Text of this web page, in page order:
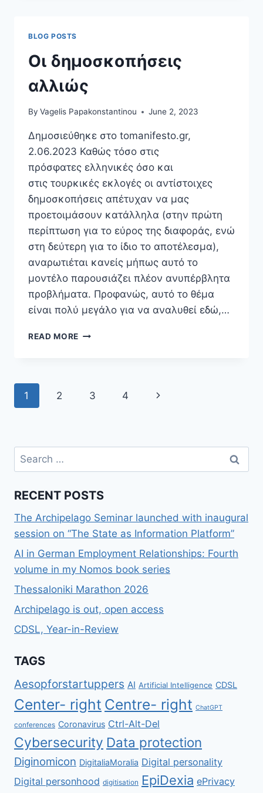
BLOG POSTS
Οι δημοσκοπήσεις
αλλιώς
By Vagelis Papakonstantinou June 2, 2023
Δημοσιεύθηκε στο tomanifesto.gr,
2.06.2023 Καθώς τόσο στις
πρόσφατες ελληνικές όσο και
στις τουρκικές εκλογές οι αντίστοιχες
δημοσκοπήσεις απέτυχαν να μας
προετοιμάσουν κατάλληλα (στην πρώτη
περίπτωση για το εύρος της διαφοράς, ενώ
στη δεύτερη για το ίδιο το αποτέλεσμα),
αναρωτιέται κανείς μήπως αυτό το
μοντέλο παρουσιάζει πλέον ανυπέρβλητα
προβλήματα. Προφανώς, αυτό το θέμα
είναι πολύ μεγάλο για να αναλυθεί εδώ,…
READ MORE ΟΙ
Page
1 2 3 4
Next
Search
for:
RECENT POSTS
The Archipelago Seminar launched with inaugural
session on “The State as Information Platform”
AI in German Employment Relationships: Fourth
volume in my Nomos book series
Thessaloniki Marathon 2026
Archipelago is out, open access
CDSL, Year-in-Review
TAGS
Aesopforstartuppers AI Artificial Intelligence CDSL
Center- right Centre- right ChatGPT
conferences Coronavirus Ctrl-Alt-Del
Cybersecurity Data protection
Diginomicon DigitaliaMoralia Digital personality
Digital personhood digitisation EpiDexia ePrivacy